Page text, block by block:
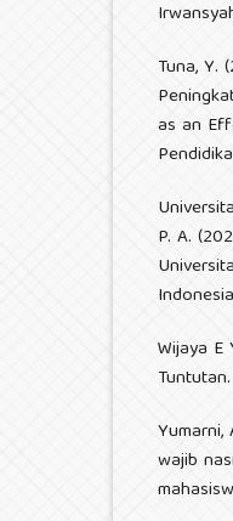
Tuna, Y.
as an
P. A.
Wijaya E
wajib